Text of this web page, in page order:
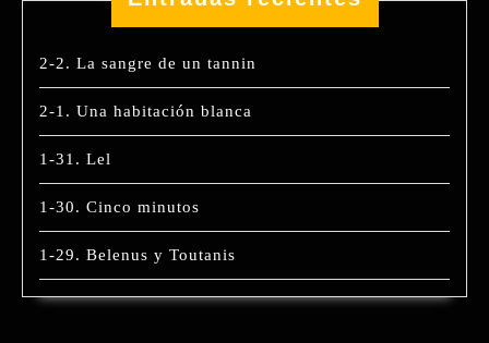
2-2. La sangre de un tannin
2-1. Una habitación blanca
1-31. Lel
1-30. Cinco minutos
1-29. Belenus y Toutanis